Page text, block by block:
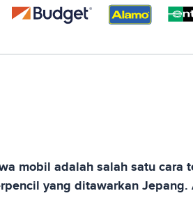
mobil adalah salah satu
yang ditawarkan